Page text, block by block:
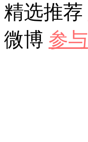
精选推荐
微博 参与